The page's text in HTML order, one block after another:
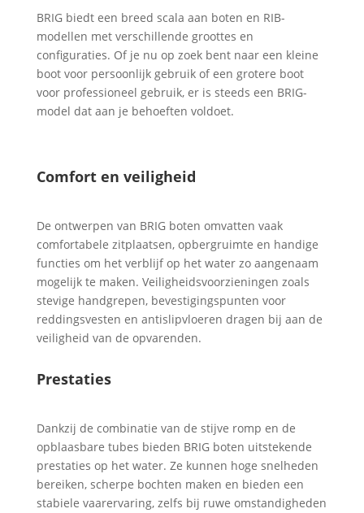
BRIG biedt een breed scala aan boten en RIB-
modellen met verschillende groottes en
configuraties. Of je nu op zoek bent naar een kleine
boot voor persoonlijk gebruik of een grotere boot
voor professioneel gebruik, er is steeds een BRIG-
model dat aan je behoeften voldoet.
Comfort en veiligheid
De ontwerpen van BRIG boten omvatten vaak
comfortabele zitplaatsen, opbergruimte en handige
functies om het verblijf op het water zo aangenaam
mogelijk te maken. Veiligheidsvoorzieningen zoals
stevige handgrepen, bevestigingspunten voor
reddingsvesten en antislipvloeren dragen bij aan de
veiligheid van de opvarenden.
Prestaties
Dankzij de combinatie van de stijve romp en de
opblaasbare tubes bieden BRIG boten uitstekende
prestaties op het water. Ze kunnen hoge snelheden
bereiken, scherpe bochten maken en bieden een
stabiele vaarervaring, zelfs bij ruwe omstandigheden